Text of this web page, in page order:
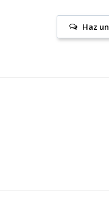
Haz